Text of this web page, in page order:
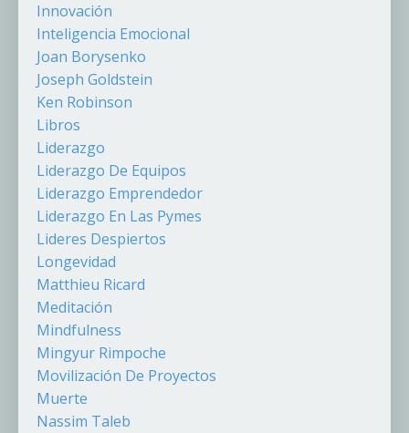
Innovación
Inteligencia Emocional
Joan Borysenko
Joseph Goldstein
Ken Robinson
Libros
Liderazgo
Liderazgo De Equipos
Liderazgo Emprendedor
Liderazgo En Las Pymes
Lideres Despiertos
Longevidad
Matthieu Ricard
Meditación
Mindfulness
Mingyur Rimpoche
Movilización De Proyectos
Muerte
Nassim Taleb